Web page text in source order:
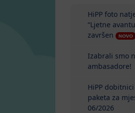
HiPP foto
“Ljetne
završen
Izabrali smo
ambasadore!
HiPP
paketa za
06/2026